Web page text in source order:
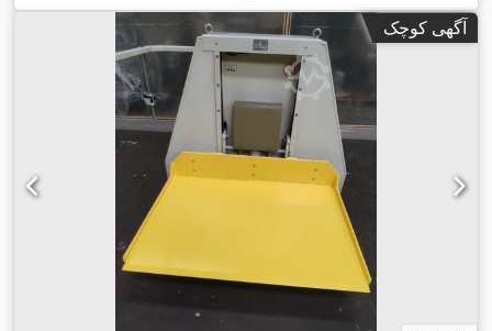
آگهی کوچک